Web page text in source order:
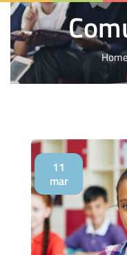
11
mar